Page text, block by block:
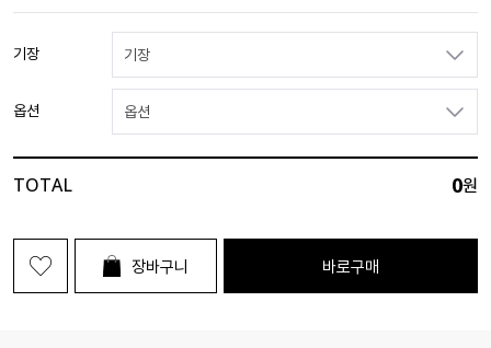
기장 기장
옵션 옵션
TOTAL 0원
장바구니 바로구매